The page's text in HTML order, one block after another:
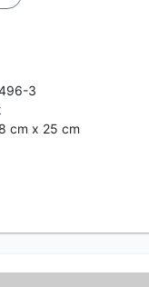
3
cm x 25 cm